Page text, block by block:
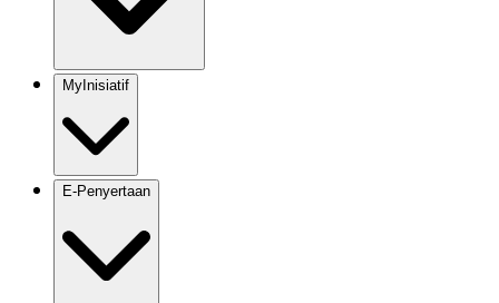
MyInisiatif
E-Penyertaan